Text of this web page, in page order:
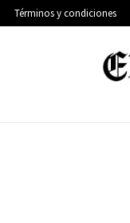
Términos y condiciones